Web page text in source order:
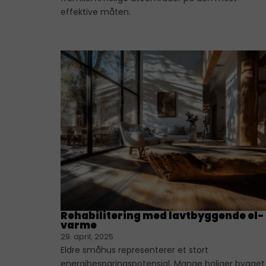
effektive måten.
Rehabilitering med lavtbyggende el-
varme
29. april, 2025
Eldre småhus representerer et stort
energibesparingspotensial. Mange boliger bygget